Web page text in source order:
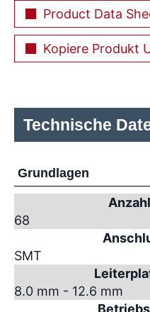
Product Data
Kopiere Produkt
Technische
Grundlagen
68
SMT
8.0 mm - 12.6 mm